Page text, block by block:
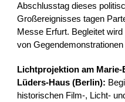
Abschlusstag dieses
Großereignisses tagen
Messe Erfurt. Begleitet
von Gegendemonstrationen
Lichtprojektion am Marie-
Lüders-Haus (Berlin):
historischen Film-, Licht-